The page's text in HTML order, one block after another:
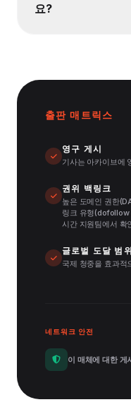
요?
출판 매트릭스
영구 게시
기사는 아카이브에
권위 백링크
높은 도메인 권한
링크 유형(dofollow
시간 지원팀에서 확
글로벌 도달 범위
국제 청중을 효과적
네트워크 안전
이 매체에 대한 게